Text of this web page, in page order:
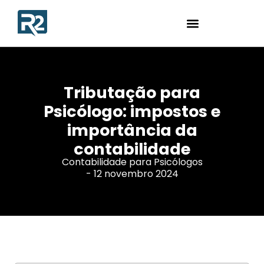
Tributação para
Psicólogo: impostos e
importância da
contabilidade
Contabilidade para Psicólogos
- 12 novembro 2024